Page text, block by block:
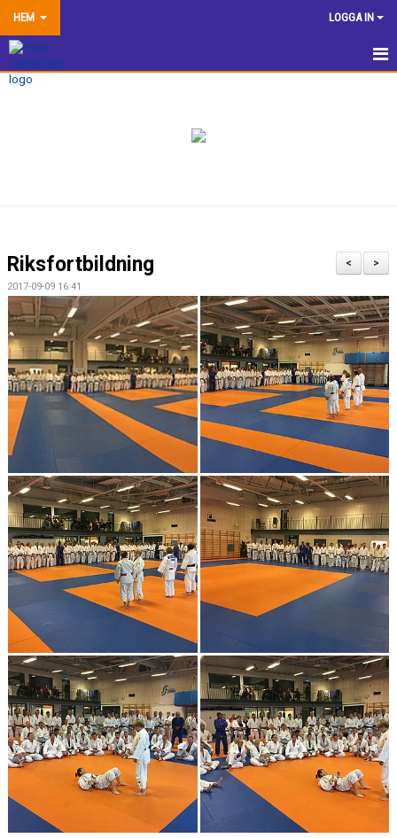
HEM LOGGA IN
HEM
DOKUMENTBANK
KLUBBSHOP
KONTAKTA OSS
WALL OF FAME
>
<
Riksfortbildning
2017-09-09 16:41